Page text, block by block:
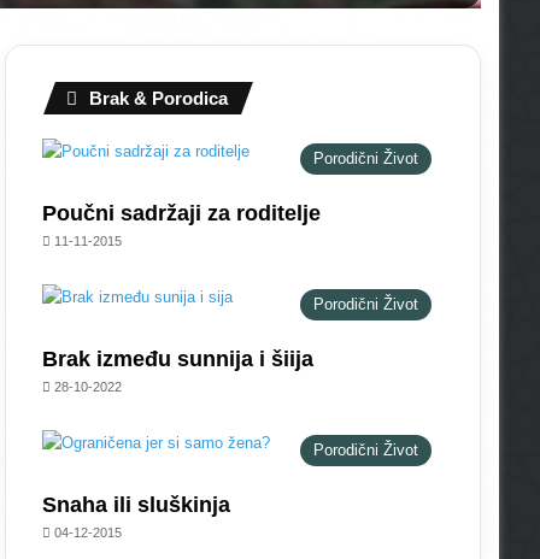
Brak & Porodica
Porodični Život
Poučni sadržaji za roditelje
11-11-2015
Porodični Život
Brak između sunnija i šiija
28-10-2022
Porodični Život
Snaha ili sluškinja
04-12-2015